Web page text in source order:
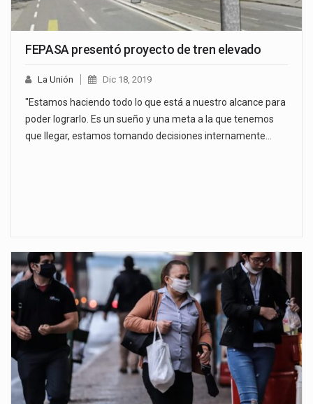
FEPASA presentó proyecto de tren elevado
La Unión Dic 18, 2019
"Estamos haciendo todo lo que está a nuestro alcance para
poder lograrlo. Es un sueño y una meta a la que tenemos
que llegar, estamos tomando decisiones internamente…